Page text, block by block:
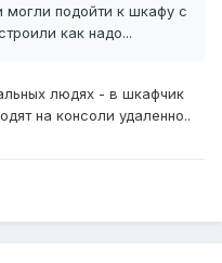
подойти к шкафу с
как надо...
людях - в шкафчик
на консоли удаленно..